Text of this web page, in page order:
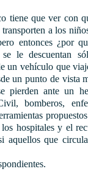
tiene que ver con
a los
entonces ¿por
le descuentan
un vehículo que
un punto de vista
pierden ante un
bomberos,
hospitales y el
aquellos que